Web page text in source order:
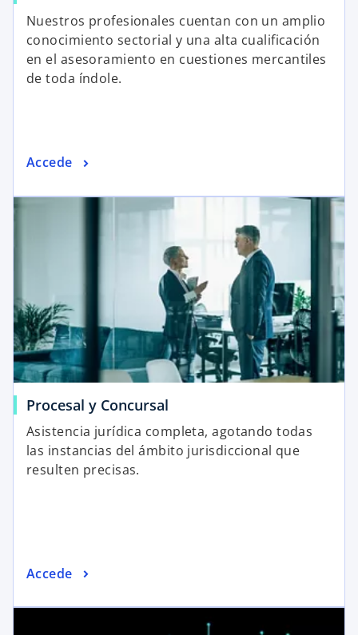
Nuestros profesionales cuentan con un amplio
conocimiento sectorial y una alta cualificación
en el asesoramiento en cuestiones mercantiles
de toda índole.
Accede
Procesal y Concursal
Asistencia jurídica completa, agotando todas
las instancias del ámbito jurisdiccional que
resulten precisas.
Accede